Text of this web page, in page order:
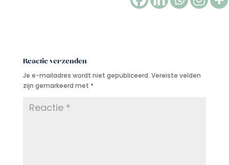
Reactie verzenden
Je e-mailadres wordt niet gepubliceerd. Vereiste velden
zijn gemarkeerd met *